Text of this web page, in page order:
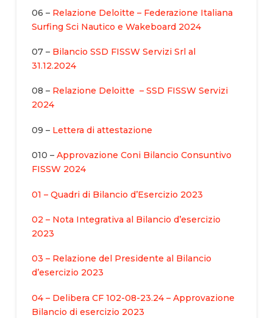
06 – Relazione Deloitte – Federazione Italiana
Surfing Sci Nautico e Wakeboard 2024
07 – Bilancio SSD FISSW Servizi Srl al
31.12.2024
08 – Relazione Deloitte – SSD FISSW Servizi
2024
09 – Lettera di attestazione
010 – Approvazione Coni Bilancio Consuntivo
FISSW 2024
01 – Quadri di Bilancio d’Esercizio 2023
02 – Nota Integrativa al Bilancio d’esercizio
2023
03 – Relazione del Presidente al Bilancio
d’esercizio 2023
04 – Delibera CF 102-08-23.24 – Approvazione
Bilancio di esercizio 2023